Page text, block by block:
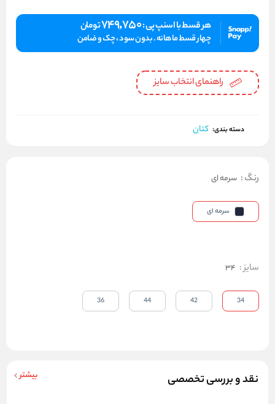
هر قسط با اسنپ پی :749,750تومان
چهار قسط ماهانه . بدون سود ، چک و ضامن
راهنمای انتخاب سایز
دسته بندی: کتان
نقد و بررسی تخصصی بیشتر
رنگ: سرمه ای
سرمه ای
سایز:
34
34
42
44
36